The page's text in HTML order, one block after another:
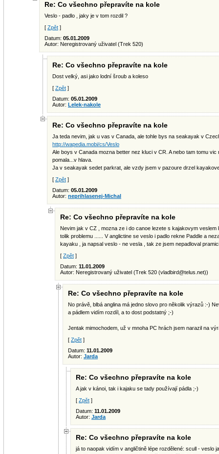
Re: Co všechno přepravíte na kole
Veslo - padlo , jaky je v tom rozdil ?
[ Zpět ]
Datum: 05.01.2009
Autor: Neregistrovaný uživatel (Trek 520)
Re: Co všechno přepravíte na kole
Dost velký, asi jako lodní šroub a koleso
[ Zpět ]
Datum: 05.01.2009
Autor: Lelek-nakole
Re: Co všechno přepravíte na kole
Ja teda nevim, jak u vas v Canada, ale tohle bys na seakayak v
http://wapedia.mobi/cs/Veslo
Ale boys v Canada mozna better nez kluci v CR. A nebo tam tomu
pomala...v hlava.
Ja v seakayak sedet parkrat, ale vzdy jsem v pazoure drzel
[ Zpět ]
Datum: 05.01.2009
Autor: neprihlasenej-Michal
Re: Co všechno přepravíte na kole
Nevim jak v CZ , mozna ze i do canoe lezete s kajakovym
tolik problemu ...... V anglictine se veslo i padlo rekne Paddle a
kayaku , ja napsal veslo - ne vesla , tak ze jsem nepadloval
[ Zpět ]
Datum: 11.01.2009
Autor: Neregistrovaný uživatel (Trek 520 (vladbird@telus.net))
Re: Co všechno přepravíte na kole
No právě, blbá anglina má jedno slovo pro několik výrazů :-)
a pádlem vidím rozdíl, a to dost podstatný ;-)
Jentak mimochodem, už v mnoha PC hrách jsem narazil na
[ Zpět ]
Datum: 11.01.2009
Autor: Jarda
Re: Co všechno přepravíte na kole
A jak v kánoi, tak i kajaku se tady používají pádla ;-)
[ Zpět ]
Datum: 11.01.2009
Autor: Jarda
Re: Co všechno přepravíte na kole
já to naopak vidím v angličtině lépe rozdělené: scull - veslo